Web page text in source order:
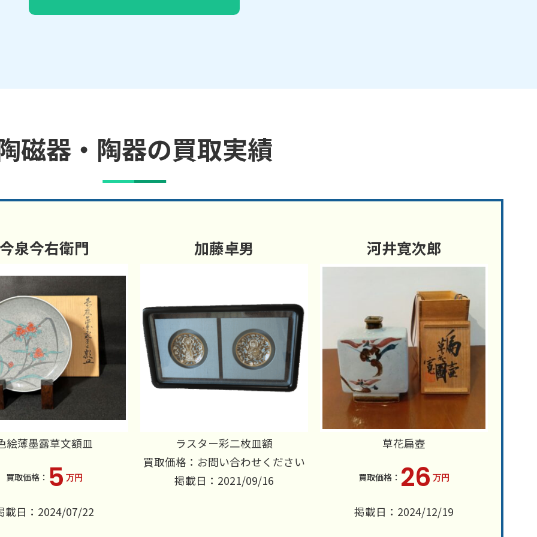
磁器・陶器の買取実績
今泉今右衛門
絵薄墨露草文額皿
5 万円
載日：2024/07/22
加藤卓男
ラスター彩二枚皿額
買取価格：お問い合わせください
掲載日：2021/09/16
河井寛次郎
草花扁壺
26 万円
掲載日：2024/12/19